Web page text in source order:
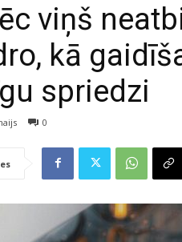
viņš
kā
spriedzi
0